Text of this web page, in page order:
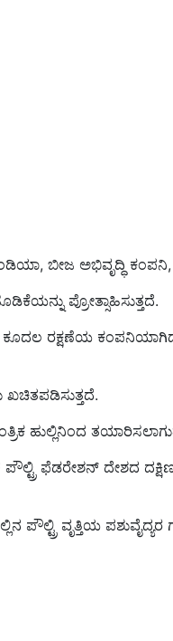
ಬೀಜ ಅಭಿವೃದ್ಧಿ ಕಂಪನಿ,
ಪ್ರೋತ್ಸಾಹಿಸುತ್ತದೆ.
ರಕ್ಷಣೆಯ ಕಂಪನಿಯಾಗಿದೆ.
ಹುಲ್ಲಿನಿಂದ
ಫೆಡರೇಶನ್ ದೇಶದ
ಪೌಲ್ಟ್ರಿ ವೃತ್ತಿಯ ಪಶುವೈದ್ಯರ